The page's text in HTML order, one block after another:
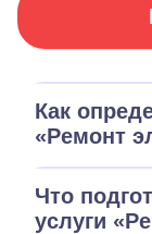
Как
«Ремонт
Что
услуги